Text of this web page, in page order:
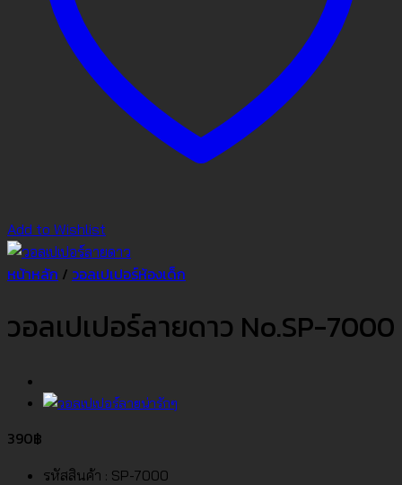
Add to Wishlist
หน้าหลัก / วอลเปเปอร์ห้องเด็ก
วอลเปเปอร์ลายดาว No.SP-7000
390฿
รหัสสินค้า : SP-7000